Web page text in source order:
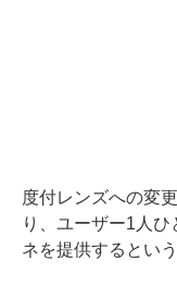
度付レンズへの変
り、ユーザー1人
ネを提供するという